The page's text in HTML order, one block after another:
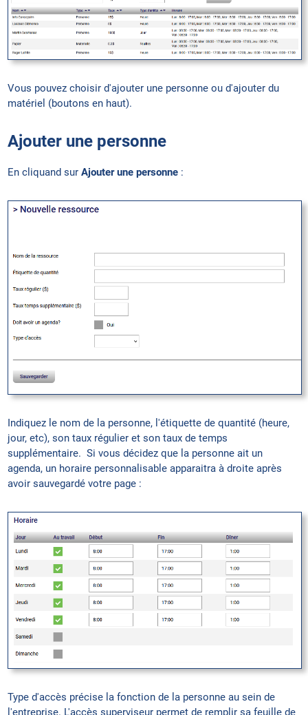
Vous pouvez choisir d'ajouter une personne ou d'ajouter du
matériel (boutons en haut).
Ajouter une personne
En cliquand surAjouter une personne :
Indiquez le nom de la personne, l'étiquette de quantité (heure,
jour, etc), son taux régulier et son taux de temps
supplémentaire. Si vous décidez que la personne ait un
agenda, un horaire personnalisable apparaitra à droite après
avoir sauvegardé votre page :
Type d'accès précise la fonction de la personne au sein de
l'entreprise. L'accès superviseur permet de remplir sa feuille de